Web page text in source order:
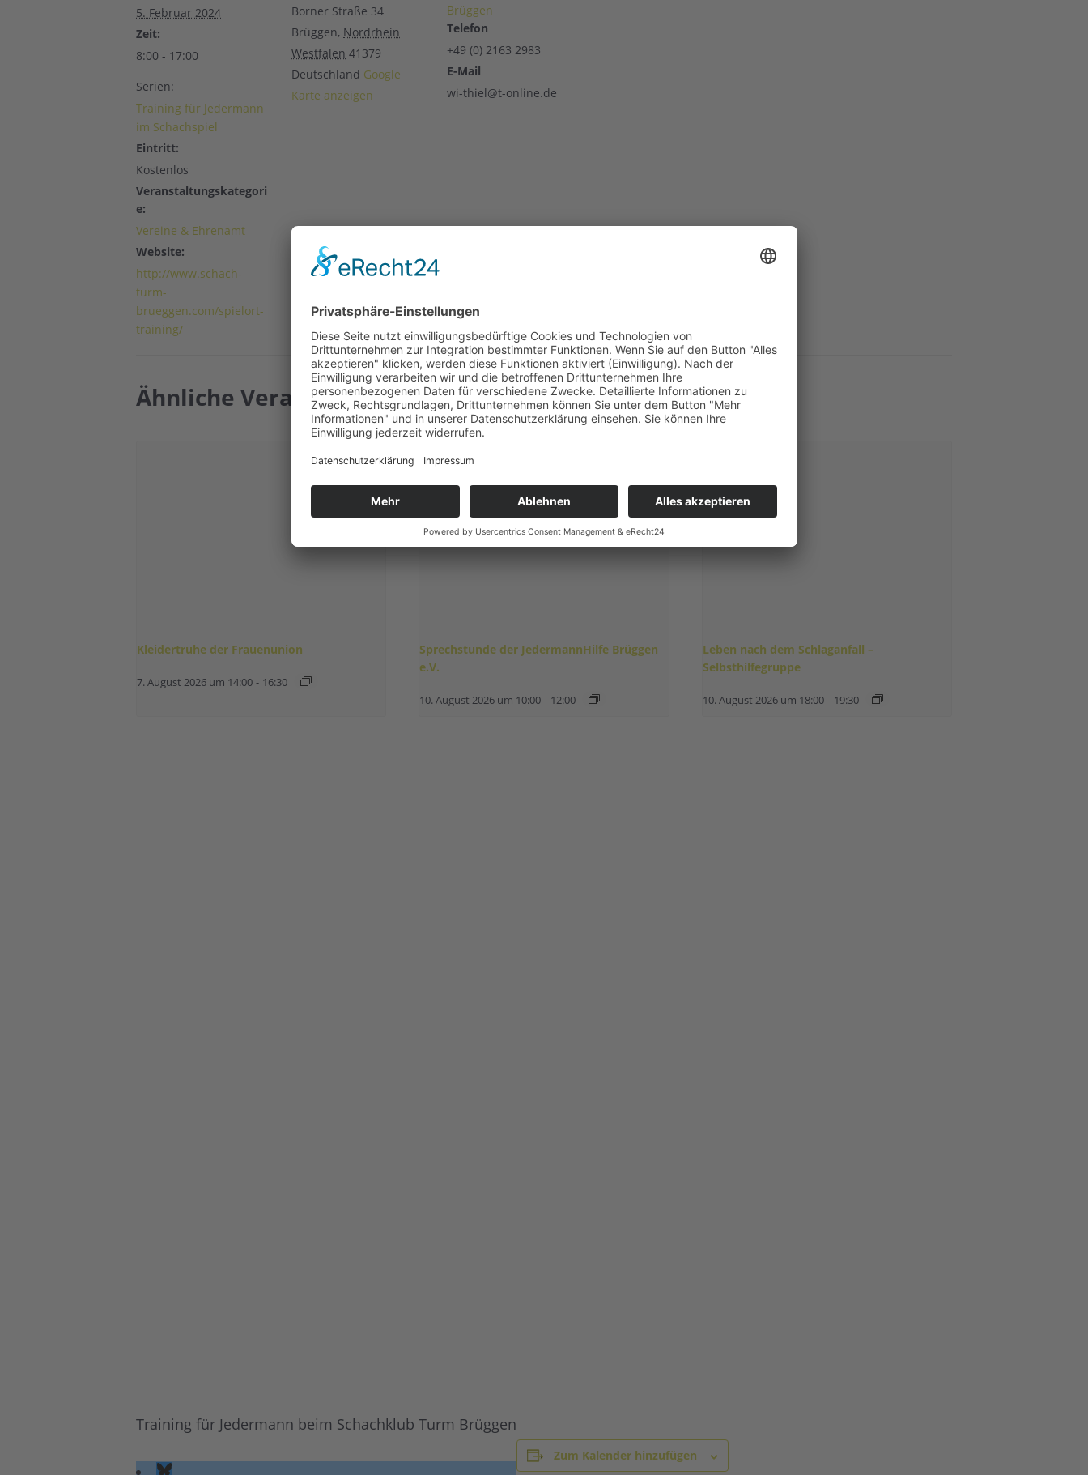
5. Februar 2024
Zeit:
8:00 - 17:00
Serien:
Training für Jedermann
im Schachspiel
Eintritt:
Kostenlos
Veranstaltungskategori
e:
Vereine & Ehrenamt
Website:
http://www.schach-
turm-
brueggen.com/spielort-
training/
Borner Straße 34
Brüggen, Nordrhein
Westfalen 41379
Deutschland Google
Karte anzeigen
Brüggen
Telefon
+49 (0) 2163 2983
E-Mail
wi-thiel@t-online.de
Ähnliche Veranstaltungen
Kleidertruhe der Frauenunion
7. August 2026 um 14:00 - 16:30
Sprechstunde der JedermannHilfe Brüggen
e.V.
10. August 2026 um 10:00 - 12:00
Leben nach dem Schlaganfall –
Selbsthilfegruppe
10. August 2026 um 18:00 - 19:30
Training für Jedermann beim Schachklub Turm Brüggen
Zum Kalender hinzufügen